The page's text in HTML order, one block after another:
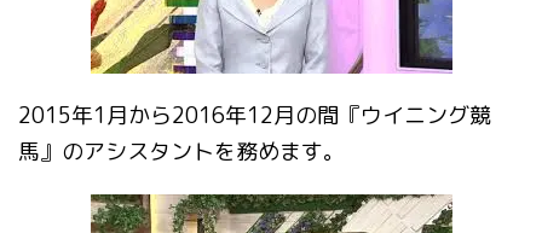
2015年1月から2016年12月の間『ウイニング競
馬』のアシスタントを務めます。